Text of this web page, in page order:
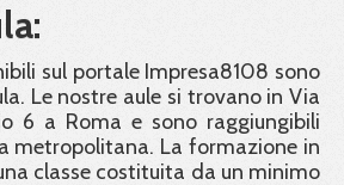
sul portale Impresa8108 sono
Le nostre aule si trovano in Via
6 a Roma e sono raggiungibili
metropolitana. La formazione in
classe costituita da un minimo